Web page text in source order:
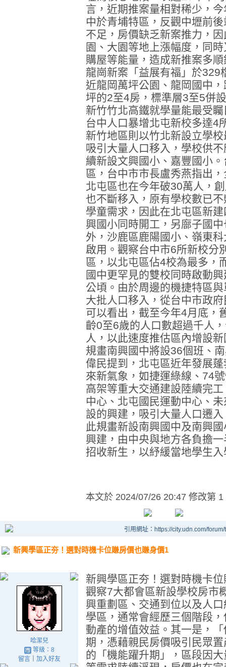
言，近期推案量相對稀少，
中於青埔特區，反觀中壢前
不足，房價缺乏新案推力，
園、大園等地上漲幅度，同
購屋等能量，造成新推案多
龍崗新案「益展有福」於329
近龍岡萬坪公園、龍岡國中
坪的2至4房，標準層3至5併
新竹竹北高鐵就學量能最受矚
台中人口暴增北屯新校多達4
新竹地區則以竹北新設立學
吸引大量人口移入，學校供
續新設文興國小、嘉豐國小
區，台中市市長盧秀燕指出
北屯區也在今年破30萬人，
也不斷移入，原有學校數已
學童需求，因此在北屯區新
興國小同時開工，另廍子國
外，沙鹿區鹿陽國小、嶺東
啟用。觀察台中市6所新校分
區，以北屯區佔4校為最多，
國中更罕見的雙校同時啟動
公頃。由於周邊的機捷特區
大批人口移入，從台中市政
可以看出，截至今年4月底，
齡0至6歲的人口數超過千人
人，以此速度推估區內增設
規畫南興國中將設36個班、
偉民提到，北屯區近年發展
來新氣象，如捷運綠線、74
高架等重大交通建設陸續完
中心、北屯國民運動中心、
設的興建，吸引大量人口遷
此規畫新設南興國中及南興
興建，由中央與地方各負擔
招收新生，以紓緩當地學生
本文於 2024/07/26 20:47 修改第 1
引用網址：https://city.udn.com/
新興學區正夯！選對時機卡位賺房價也賺身價1
哈潔兒
等級：8
留言｜ 加入好友
新興學區正夯！選對時機卡
觀察7大都會區新設學校房市
興重劃區、交通到位以及人
學區，通常會經歷三個階段
動產的增值效益。其一是，
期，憑藉親民房價吸引民眾
的「機能躍升期」，區段因